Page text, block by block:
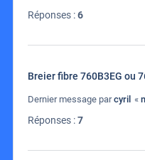
Réponses :6
Breier fibre 760B3EG ou
Dernier message parcyril «
Réponses :7